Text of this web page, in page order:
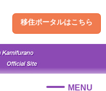
移住ポータルはこちら
MENU